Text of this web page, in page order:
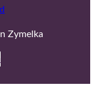
Zymelka